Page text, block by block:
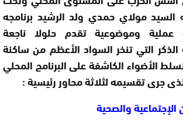
السيد مولاي حمدي ولد الرشيد برنامجه
عملية وموضوعية تقدم حلولا ناجعة
الذكر التي تنخر السواد الأعظم من ساكنة
الأضواء الكاشفة على البرنامج المحلي
جرى تقسيمه لثلاثة محاور رئيسية :
والصحية